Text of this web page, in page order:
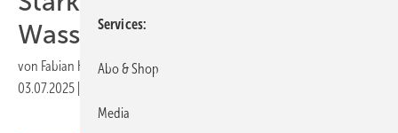
Wasserstoffmobilität
von Fabian Kauschke
03.07.2025
Services
Abo & Shop
Media